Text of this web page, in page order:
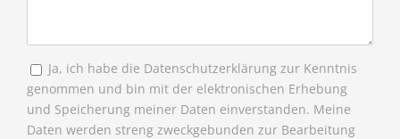
Ja, ich habe die Datenschutzerklärung zur Kenntnis
genommen und bin mit der elektronischen Erhebung
und Speicherung meiner Daten einverstanden. Meine
Daten werden streng zweckgebunden zur Bearbeitung